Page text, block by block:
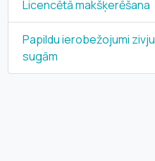
Licencētā makšķerēšana
Papildu ierobežojumi zivju
sugām